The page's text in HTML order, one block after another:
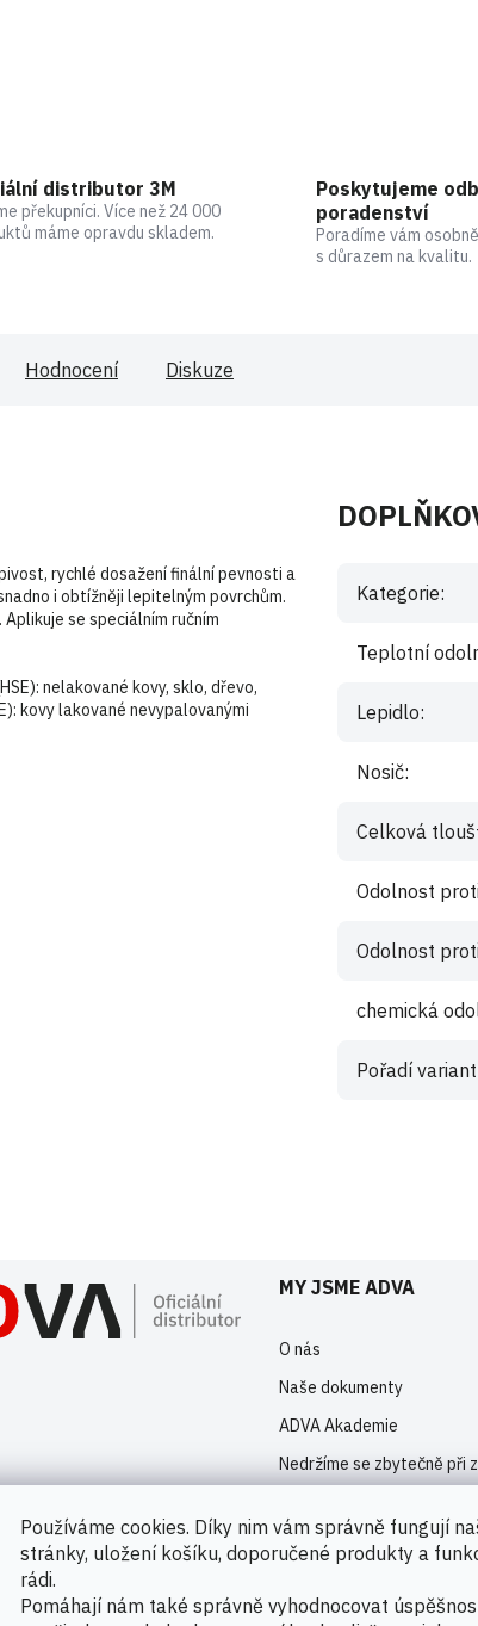
Používáme cookies. Díky nim vám správně fungují
stránky, uložení košíku, doporučené produkty a
rádi.
Pomáhají nám také správně vyhodnocovat
distributor 3M
překupníci. Více než 24 000
máme opravdu skladem.
Poskytujeme
poradenství
Poradíme vám
s důrazem na kvalitu.
Hodnocení Diskuze
rychlé dosažení finální pevnosti a
i obtížněji lepitelným povrchům.
se speciálním ručním
nelakované kovy, sklo, dřevo,
kovy lakované nevypalovanými
Kategorie:
Teplotní
Lepidlo:
Nosič:
Celková
Odolnost
Odolnost
chemická
Pořadí variant
MY JSME ADVA
O nás
Naše dokumenty
ADVA Akademie
Nedržíme se zbytečně při
Novinky